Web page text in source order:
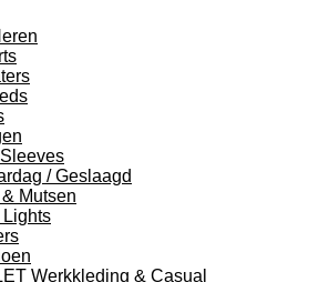
/ Geslaagd
Mutsen
Lights
Werkkleding & Casual